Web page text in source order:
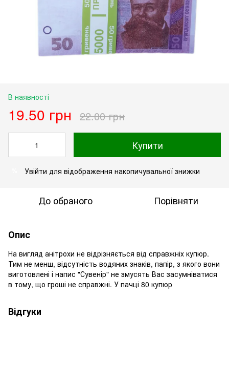
В наявності
19.50 грн 22.00 грн
Купити
Увійти для відображення накопичувальної знижки
До обраного Порівняти
Опис
На вигляд анітрохи не відрізняється від справжніх купюр.
Тим не менш, відсутність водяних знаків, папір, з якого вони
виготовлені і напис "Сувенір" не змусять Вас засумніватися
в тому, що гроші не справжні. У пачці 80 купюр
Відгуки